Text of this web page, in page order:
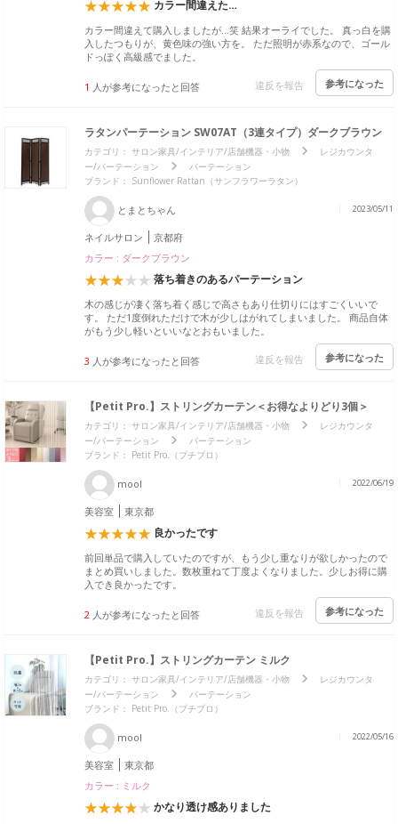
カラー間違えた…
カラー間違えて購入しましたが…笑 結果オーライでした。 真っ白を購
入したつもりが、黄色味の強い方を。 ただ照明が赤系なので、ゴール
ドっぽく高級感でました。
1 人が参考になったと回答 違反を報告 参考になった
ラタンパーテーション SW07AT（3連タイプ）ダークブラウン
カテゴリ： サロン家具/インテリア/店舗機器・小物
レジカウンタ
ー/パーテーション
パーテーション
ブランド： Sunflower Rattan（サンフラワーラタン）
とまとちゃん 2023/05/11
ネイルサロン
京都府
カラー : ダークブラウン
落ち着きのあるパーテーション
木の感じが凄く落ち着く感じで高さもあり仕切りにはすごくいいで
す。 ただ1度倒れただけで木が少しはがれてしまいました。 商品自体
がもう少し軽いといいなとおもいました。
3 人が参考になったと回答 違反を報告 参考になった
【Petit Pro.】ストリングカーテン＜お得なよりどり3個＞
カテゴリ： サロン家具/インテリア/店舗機器・小物
レジカウンタ
ー/パーテーション
パーテーション
ブランド： Petit Pro.（プチプロ）
mool 2022/06/19
美容室 東京都
良かったです
前回単品で購入していたのですが、もう少し重なりが欲しかったので
まとめ買いしました。数枚重ねて丁度よくなりました。少しお得に購
入でき良かったです。
2 人が参考になったと回答 違反を報告 参考になった
【Petit Pro.】ストリングカーテン ミルク
カテゴリ： サロン家具/インテリア/店舗機器・小物
レジカウンタ
ー/パーテーション
パーテーション
ブランド： Petit Pro.（プチプロ）
mool 2022/05/16
美容室
東京都
カラー : ミルク
かなり透け感ありました